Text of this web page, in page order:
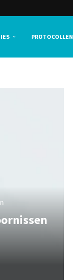
PROTOCOLLEN